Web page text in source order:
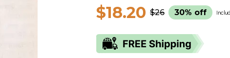
$18.20 $26 30% off